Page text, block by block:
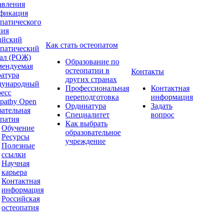
(РОЖ)
Open
Обучение
Ресурсы
Полезные
ссылки
Научная
карьера
Контактная
информация
Российская
остеопатия
Как стать остеопатом
Образование по
остеопатии в
других странах
Профессиональная
переподготовка
Ординатура
Специалитет
Как выбрать
образовательное
учреждение
Контакты
Контактная
информация
Задать
вопрос